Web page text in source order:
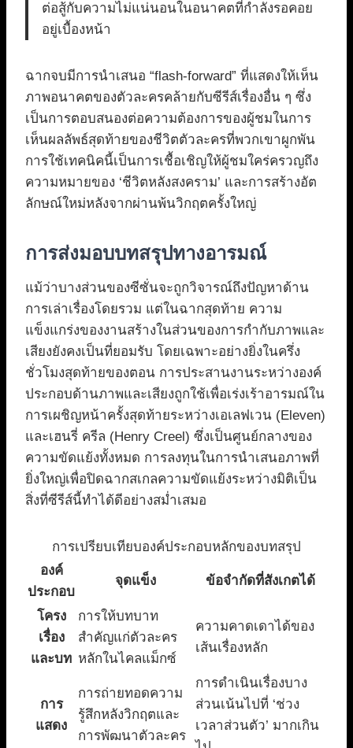
ต่อสู้กับความไม่แน่นอนในอนาคตที่กำลังรอคอย
อยู่เบื้องหน้า
ฉากจบมีการนำเสนอ “flash-forward” ที่แสดงให้เห็น
ภาพอนาคตของตัวละครคล้ายกับซีรีส์เรื่องอื่น ๆ ซึ่ง
เป็นการตอบสนองต่อความต้องการของผู้ชมในการ
เห็นผลลัพธ์สุดท้ายของชีวิตตัวละครที่พวกเขาผูกพัน
การใช้เทคนิคนี้เป็นการเชื้อเชิญให้ผู้ชมใคร่ครวญถึง
ความหมายของ ‘ชีวิตหลังสงคราม’ และการสร้างอัต
ลักษณ์ใหม่หลังจากผ่านพ้นวิกฤตครั้งใหญ่
การส่งมอบบทสรุปทางอารมณ์
แม้ว่าบางส่วนของซีซั่นจะถูกวิจารณ์ถึงปัญหาด้าน
การเล่าเรื่องโดยรวม แต่ในฉากสุดท้าย ความ
แข็งแกร่งของงานสร้างในส่วนของการกำกับภาพและ
เสียงยังคงเป็นที่ยอมรับ โดยเฉพาะอย่างยิ่งในครึ่ง
ชั่วโมงสุดท้ายของตอน การประสานงานระหว่างองค์
ประกอบด้านภาพและเสียงถูกใช้เพื่อเร่งเร้าอารมณ์ใน
การเผชิญหน้าครั้งสุดท้ายระหว่างเอเลฟเวน (Eleven)
และเฮนรี่ ครีล (Henry Creel) ซึ่งเป็นศูนย์กลางของ
ความขัดแย้งทั้งหมด การลงทุนในการนำเสนอภาพที่
ยิ่งใหญ่เพื่อปิดฉากสเกลความขัดแย้งระหว่างมิติเป็น
สิ่งที่ซีรีส์นี้ทำได้ดีอย่างสม่ำเสมอ
การเปรียบเทียบองค์ประกอบหลักของบทสรุป
องค์
ประกอบ
จุดแข็ง ข้อจำกัดที่สังเกตได้
โครง
เรื่อง
และบท
การให้บทบาท
สำคัญแก่ตัวละคร
หลักในไคลแม็กซ์
ความคาดเดาได้ของ
เส้นเรื่องหลัก
การ
แสดง
การถ่ายทอดความ
รู้สึกหลังวิกฤตและ
การพัฒนาตัวละคร
การดำเนินเรื่องบาง
ส่วนเน้นไปที่ ‘ช่วง
เวลาส่วนตัว’ มากเกิน